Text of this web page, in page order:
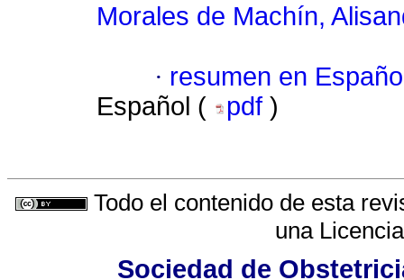
Morales de Machín,
· resumen en
Español (
pdf )
Todo el contenido de esta
una
Sociedad de